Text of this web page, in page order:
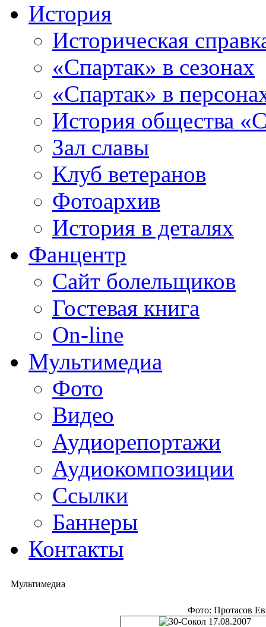
История
Историческая
«Спартак» в сезонах
«Спартак» в
История общества
Зал славы
Клуб ветеранов
Фотоархив
История в деталях
Фанцентр
Сайт болельщиков
Гостевая книга
On-line
Мультимедиа
Фото
Видео
Аудиорепортажи
Аудиокомпозиции
Ссылки
Баннеры
Контакты
Мультимедиа
Фото: Протасов